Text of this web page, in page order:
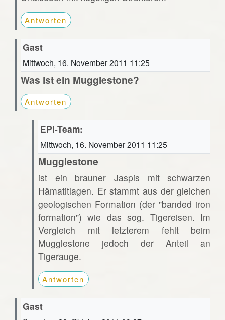
Antworten
Gast
Mittwoch, 16. November 2011 11:25
Was ist ein Mugglestone?
Antworten
EPI-Team:
Mittwoch, 16. November 2011 11:25
Mugglestone
ist ein brauner Jaspis mit schwarzen
Hämatitlagen. Er stammt aus der gleichen
geologischen Formation (der "banded iron
formation") wie das sog. Tigereisen. Im
Vergleich mit letzterem fehlt beim
Mugglestone jedoch der Anteil an
Tigerauge.
Antworten
Gast